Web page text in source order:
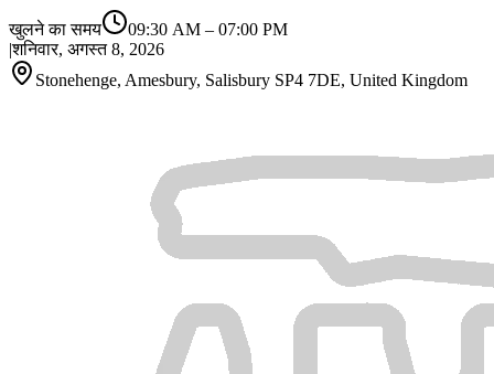
खुलने का समय 09:30 AM – 07:00 PM
|शनिवार, अगस्त 8, 2026
Stonehenge, Amesbury, Salisbury SP4 7DE, United Kingdom